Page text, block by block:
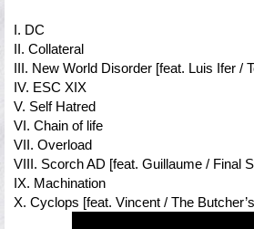
I. DC
II. Collateral
III. New World Disorder [feat. Luis Ifer /
IV. ESC XIX
V. Self Hatred
VI. Chain of life
VII. Overload
VIII. Scorch AD [feat. Guillaume / Final
IX. Machination
X. Cyclops [feat. Vincent / The